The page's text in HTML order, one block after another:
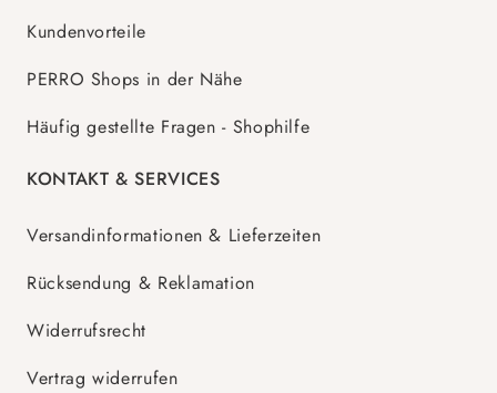
Kundenvorteile
PERRO Shops in der Nähe
Häufig gestellte Fragen - Shophilfe
KONTAKT & SERVICES
Versandinformationen & Lieferzeiten
Rücksendung & Reklamation
Widerrufsrecht
Vertrag widerrufen